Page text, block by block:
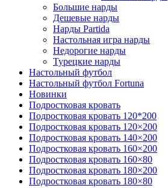
Большие нарды
Дешевые нарды
Нарды Partida
Настольная игра нарды
Недорогие нарды
Турецкие нарды
Настольный футбол
Настольный футбол Fortuna
Новинки
Подростковая кровать
Подростковая кровать 120*200
Подростковая кровать 120×200
Подростковая кровать 140×200
Подростковая кровать 160×200
Подростковая кровать 160×80
Подростковая кровать 180×200
Подростковая кровать 180×80